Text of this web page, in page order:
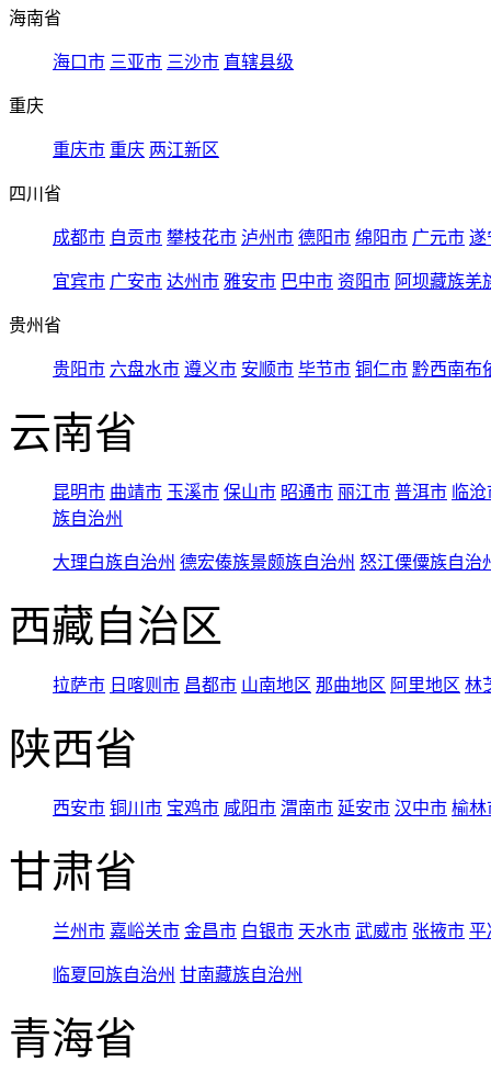
海南省
海口市 三亚市 三沙市 直辖县级
重庆
重庆市 重庆 两江新区
四川省
成都市 自贡市 攀枝花市 泸州市 德阳市 绵阳市 广元市 遂
宜宾市 广安市 达州市 雅安市 巴中市 资阳市 阿坝藏族羌
贵州省
贵阳市 六盘水市 遵义市 安顺市 毕节市 铜仁市 黔西南布
云南省
昆明市 曲靖市 玉溪市 保山市 昭通市 丽江市 普洱市 临
族自治州
大理白族自治州 德宏傣族景颇族自治州 怒江傈僳族自治
西藏自治区
拉萨市 日喀则市 昌都市 山南地区 那曲地区 阿里地区 林
陕西省
西安市 铜川市 宝鸡市 咸阳市 渭南市 延安市 汉中市 榆林
甘肃省
兰州市 嘉峪关市 金昌市 白银市 天水市 武威市 张掖市 平
临夏回族自治州 甘南藏族自治州
青海省